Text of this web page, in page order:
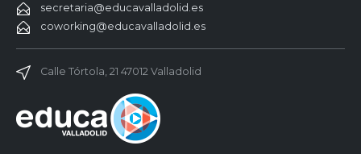
secretaria@educavalladolid.es
coworking@educavalladolid.es
Calle Tórtola, 21 47012 Valladolid